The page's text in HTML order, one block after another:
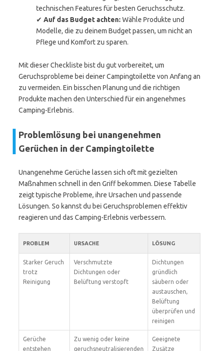
technischen Features für besten Geruchsschutz.
✔ Auf das Budget achten: Wähle Produkte und
Modelle, die zu deinem Budget passen, um nicht an
Pflege und Komfort zu sparen.
Mit dieser Checkliste bist du gut vorbereitet, um
Geruchsprobleme bei deiner Campingtoilette von Anfang an
zu vermeiden. Ein bisschen Planung und die richtigen
Produkte machen den Unterschied für ein angenehmes
Camping-Erlebnis.
Problemlösung bei unangenehmen
Gerüchen in der Campingtoilette
Unangenehme Gerüche lassen sich oft mit gezielten
Maßnahmen schnell in den Griff bekommen. Diese Tabelle
zeigt typische Probleme, ihre Ursachen und passende
Lösungen. So kannst du bei Geruchsproblemen effektiv
reagieren und das Camping-Erlebnis verbessern.
PROBLEM URSACHE LÖSUNG
Starker Geruch
trotz
Reinigung
Verschmutzte
Dichtungen oder
Belüftung verstopft
Dichtungen
gründlich
säubern oder
austauschen,
Belüftung
überprüfen und
reinigen
Gerüche
entstehen
Zu wenig oder keine
geruchsneutralisierenden
Geeignete
Zusätze